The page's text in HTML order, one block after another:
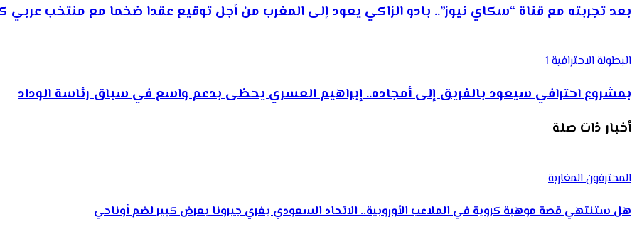
بعد تجربته مع قناة “سكاي نيوز”.. بادو الزاكي يعود إلى المغرب من أجل توقيع عقدا ضخما مع منتخب عربي
البطولة الاحترافية 1
بمشروع احترافي سيعود بالفريق إلى أمجاده.. إبراهيم العسري يحظى بدعم واسع في سباق رئاسة الوداد
أخبار ذات صلة
المحترفون المغاربة
هل ستنتهي قصة موهبة كروية في الملاعب الأوروبية.. الاتحاد السعودي يغري جيرونا بعرض كبير لضم أوناحي